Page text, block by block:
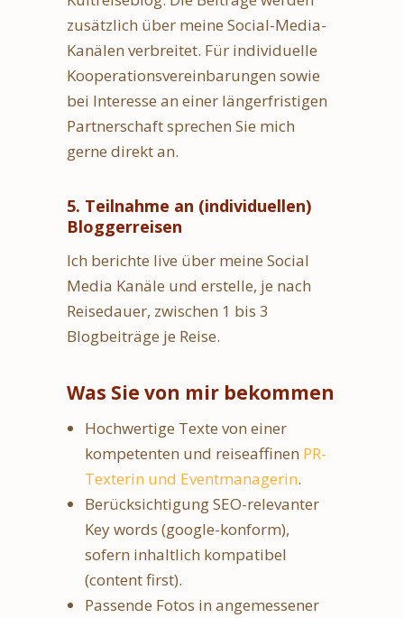
zusätzlich über meine Social-Media-
Kanälen verbreitet. Für individuelle
Kooperationsvereinbarungen sowie
bei Interesse an einer längerfristigen
Partnerschaft sprechen Sie mich
gerne direkt an.
5. Teilnahme an (individuellen)
Blogger­reisen
Ich berichte live über meine Social
Media Kanäle und erstelle, je nach
Reisedauer, zwischen 1 bis 3
Blogbeiträge je Reise.
Was Sie von mir bekommen
Hochwertige Texte von einer
kompetenten und reiseaffinen PR-
Texterin und Eventmanagerin.
Berücksichtigung SEO-relevanter
Key words (google-konform),
sofern inhaltlich kompatibel
(content first).
Passende Fotos in angemessener